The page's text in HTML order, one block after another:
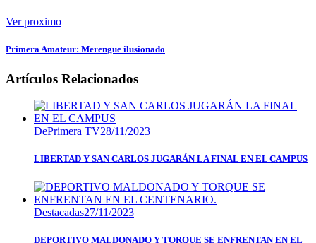
Ver proximo
Primera Amateur: Merengue ilusionado
Artículos Relacionados
DePrimera TV28/11/2023
LIBERTAD Y SAN CARLOS JUGARÁN LA FINAL EN EL CAMPUS
Destacadas27/11/2023
DEPORTIVO MALDONADO Y TORQUE SE ENFRENTAN EN EL